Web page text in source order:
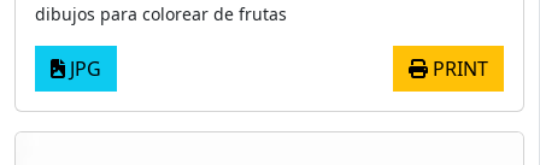
dibujos para colorear de frutas
JPG PRINT